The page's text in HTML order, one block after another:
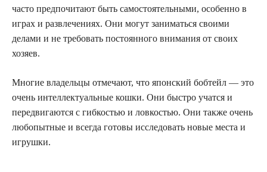
часто предпочитают быть самостоятельными, особенно в
играх и развлечениях. Они могут заниматься своими
делами и не требовать постоянного внимания от своих
хозяев.
Многие владельцы отмечают, что японский бобтейл — это
очень интеллектуальные кошки. Они быстро учатся и
передвигаются с гибкостью и ловкостью. Они также очень
любопытные и всегда готовы исследовать новые места и
игрушки.